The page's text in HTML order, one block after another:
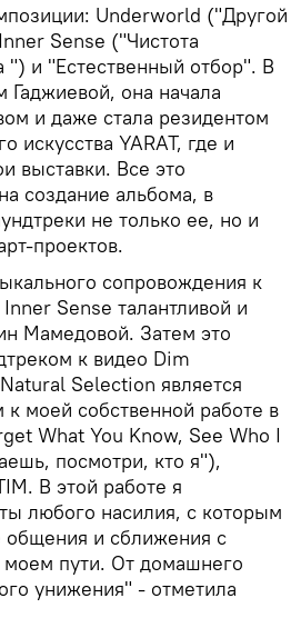
Underworld ("Другой
Sense ("Чистота
") и "Естественный отбор". В
Гаджиевой, она начала
и даже стала резидентом
искусства YARAT, где и
выставки. Все это
создание альбома, в
не только ее, но и
проектов.
сопровождения к
Sense талантливой и
Мамедовой. Затем это
к видео Dim
Selection является
моей собственной работе в
What You Know, See Who I
посмотри, кто я"),
В этой работе я
любого насилия, с которым
общения и сближения с
пути. От домашнего
унижения" - отметила